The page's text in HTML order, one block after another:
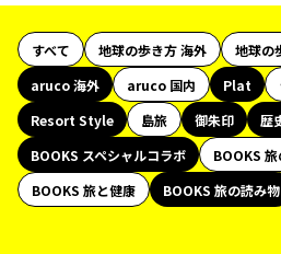
すべて 地球の歩き方 海外
地球の
aruco 海外
aruco 国内 Plat
Resort Style
島旅 御朱印 歴
BOOKS スペシャルコラボ
BOOKS
BOOKS 旅と健康
BOOKS 旅の読み物